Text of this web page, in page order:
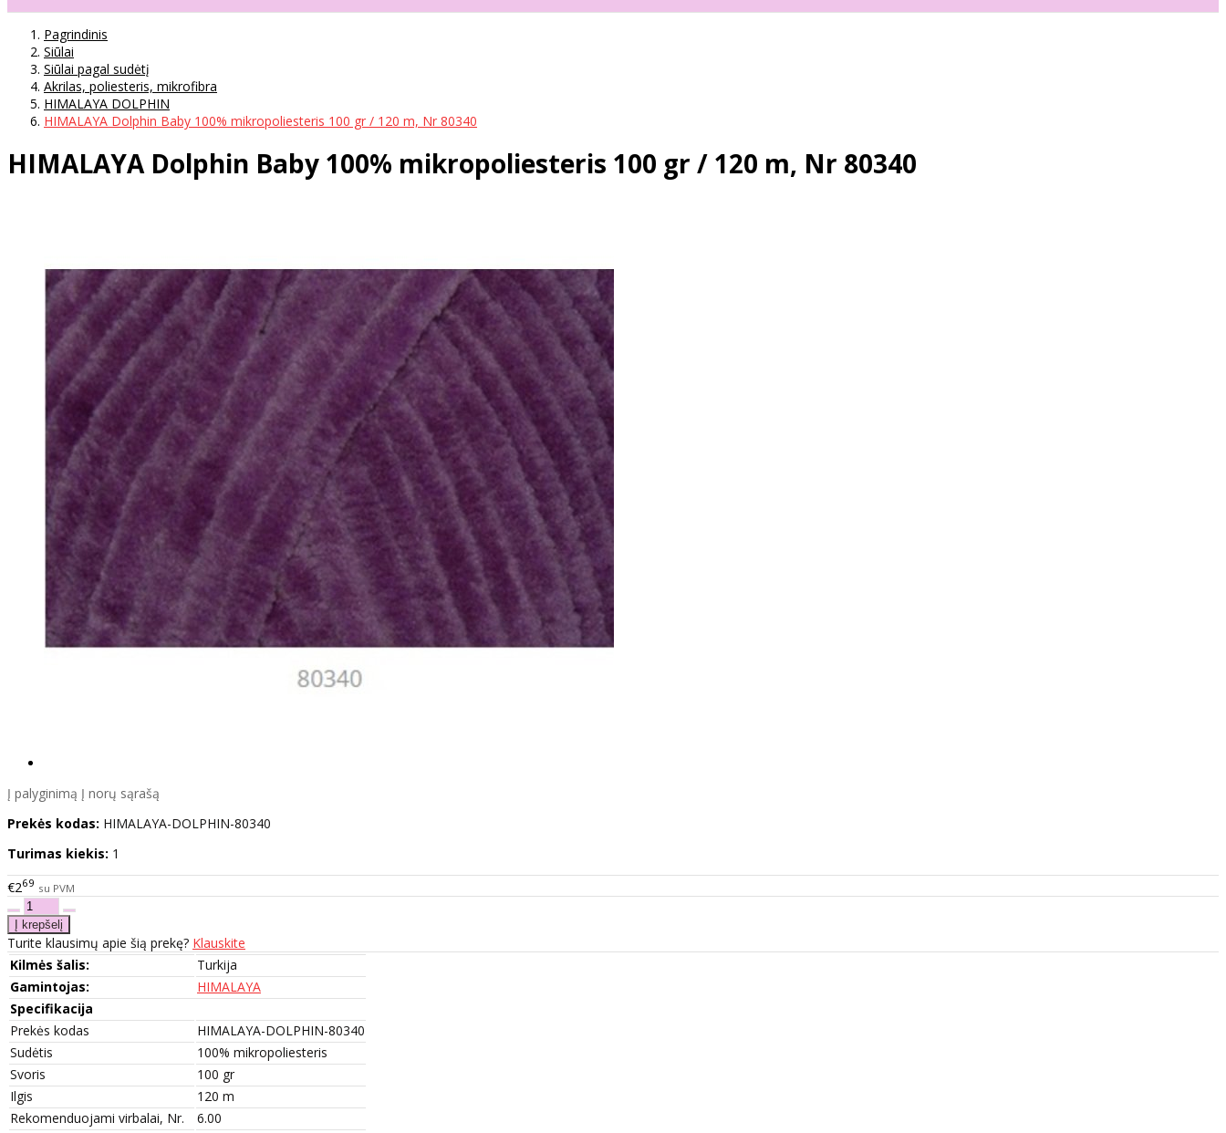
Pagrindinis
Siūlai
Siūlai pagal sudėtį
Akrilas, poliesteris, mikrofibra
HIMALAYA DOLPHIN
HIMALAYA Dolphin Baby 100% mikropoliesteris 100 gr / 120 m, Nr 80340
HIMALAYA Dolphin Baby 100% mikropoliesteris 100 gr / 120 m, Nr 80340
Į palyginimą Į norų sąrašą
Prekės kodas: HIMALAYA-DOLPHIN-80340
Turimas kiekis: 1
€269 su PVM
Turite klausimų apie šią prekę? Klauskite
Kilmės šalis:
Turkija
Gamintojas:
HIMALAYA
Specifikacija
Prekės kodas
HIMALAYA-DOLPHIN-80340
Sudėtis
100% mikropoliesteris
Svoris
100 gr
Ilgis
120 m
Rekomenduojami virbalai, Nr.
6.00